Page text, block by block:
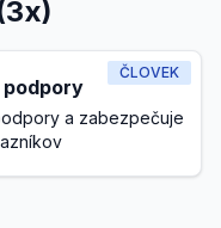
ČLOVEK
podpory
a zabezpečuje